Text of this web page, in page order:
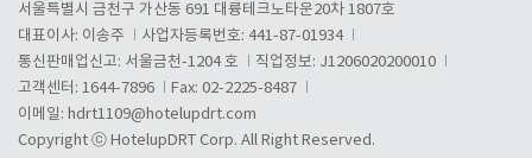
서울특별시 금천구 가산동 691 대륭테크노타운20차 1807호
대표이사: 이송주
사업자등록번호: 441-87-01934
통신판매업신고: 서울금천-1204 호
직업정보: J1206020200010
고객센터: 1644-7896
Fax: 02-2225-8487
이메일: hdrt1109@hotelupdrt.com
Copyright ⓒ HotelupDRT Corp. All Right Reserved.